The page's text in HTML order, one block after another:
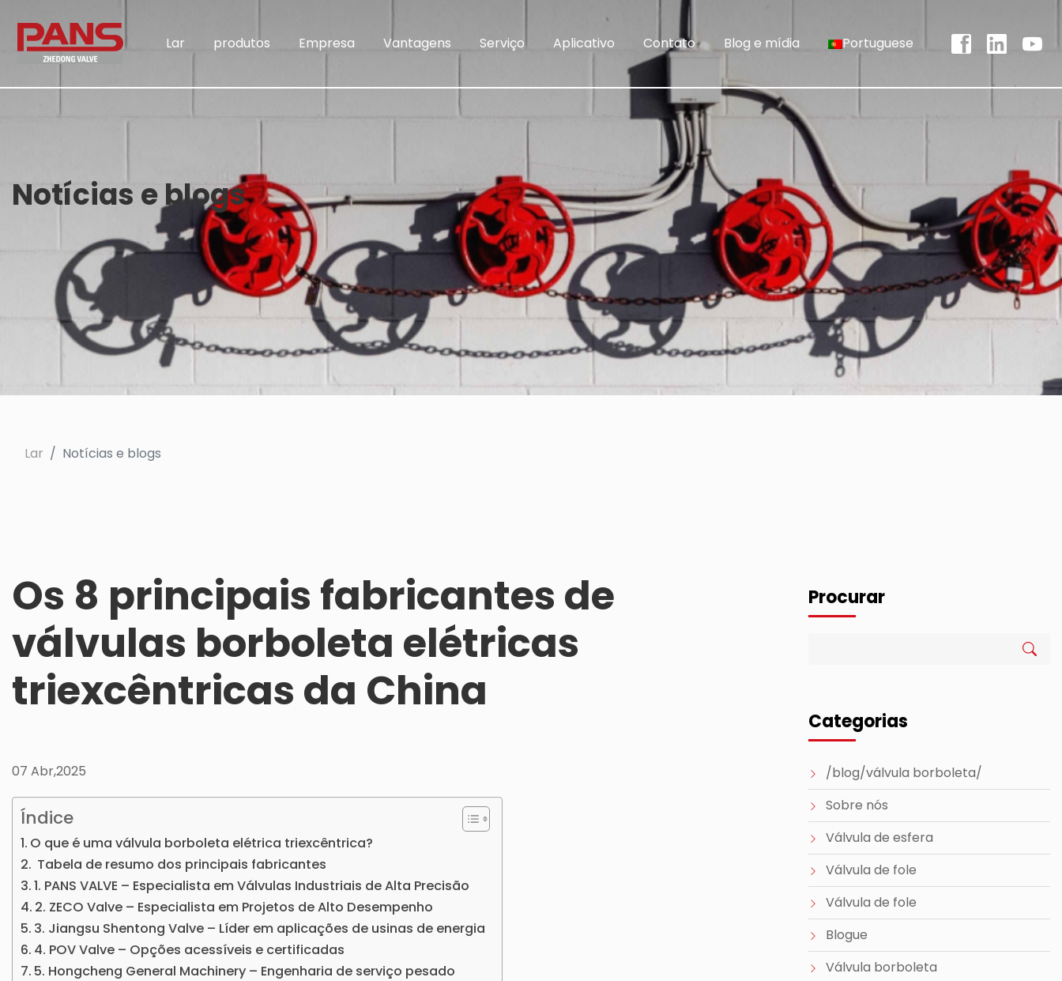
Lar produtos Empresa Vantagens Serviço Aplicativo Contato Blog e mídia Portuguese
Notícias e blogs
Lar Notícias e blogs
Os 8 principais fabricantes de
válvulas borboleta elétricas
triexcêntricas da China
07 Abr,2025
Índice
O que é uma válvula borboleta elétrica triexcêntrica?
Tabela de resumo dos principais fabricantes
1. PANS VALVE – Especialista em Válvulas Industriais de Alta Precisão
2. ZECO Valve – Especialista em Projetos de Alto Desempenho
3. Jiangsu Shentong Valve – Líder em aplicações de usinas de energia
4. POV Valve – Opções acessíveis e certificadas
5. Hongcheng General Machinery – Engenharia de serviço pesado
Procurar
Categorias
/blog/válvula borboleta/
Sobre nós
Válvula de esfera
Válvula de fole
Válvula de fole
Blogue
Válvula borboleta